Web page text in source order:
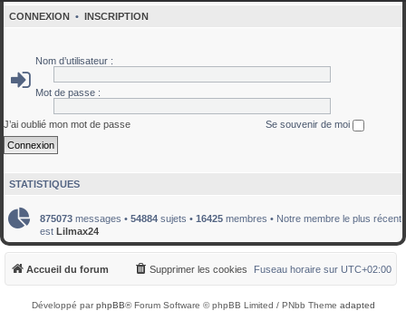
CONNEXION • INSCRIPTION
Nom d’utilisateur :
Mot de passe :
J’ai oublié mon mot de passe Se souvenir de moi
STATISTIQUES
875073 messages • 54884 sujets • 16425 membres • Notre membre le plus récent
est Lilmax24
Accueil du forum Fuseau horaire sur UTC+02:00
Supprimer les cookies
Développé parphpBB® Forum Software © phpBB Limited / PNbb Theme adapted